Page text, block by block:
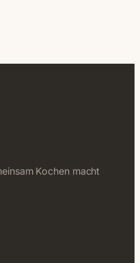
Kochen macht